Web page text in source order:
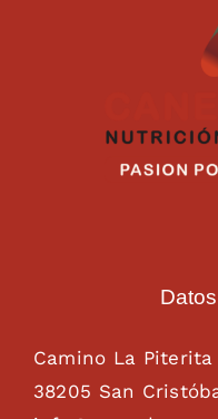
Camino La Piterita
38205 San